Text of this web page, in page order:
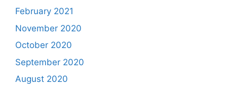
February 2021
November 2020
October 2020
September 2020
August 2020